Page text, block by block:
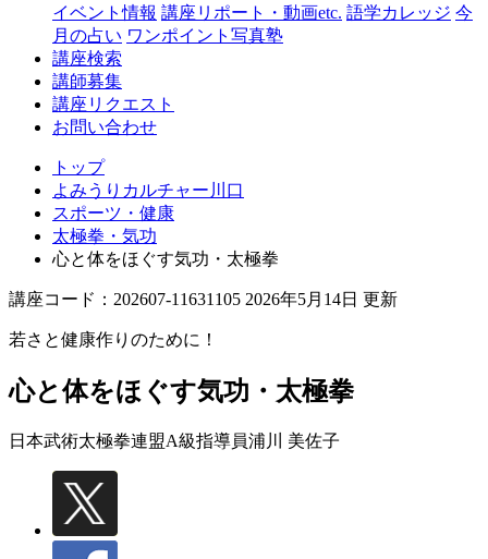
イベント情報 講座リポート・動画etc. 語学カレッジ 今
月の占い ワンポイント写真塾
講座検索
講師募集
講座リクエスト
お問い合わせ
トップ
よみうりカルチャー川口
スポーツ・健康
太極拳・気功
心と体をほぐす気功・太極拳
講座コード：202607-11631105 2026年5月14日 更新
若さと健康作りのために！
心と体をほぐす気功・太極拳
日本武術太極拳連盟A級指導員浦川 美佐子